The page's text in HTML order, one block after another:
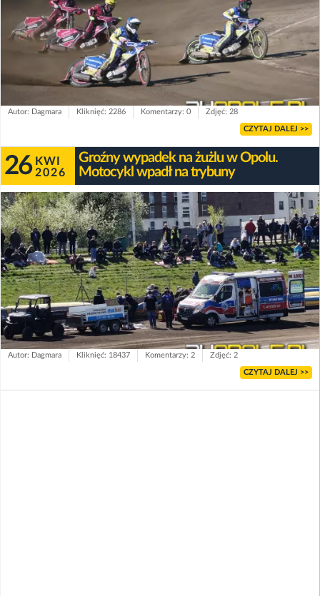
Autor: Dagmara Kliknięć: 2286 Komentarzy: 0 Zdjęć: 28
CZYTAJ DALEJ >>
26 KWI
2026
Groźny wypadek na żużlu w Opolu.
Motocykl wpadł na trybuny
Autor: Dagmara Kliknięć: 18437 Komentarzy: 2 Zdjęć: 2
CZYTAJ DALEJ >>